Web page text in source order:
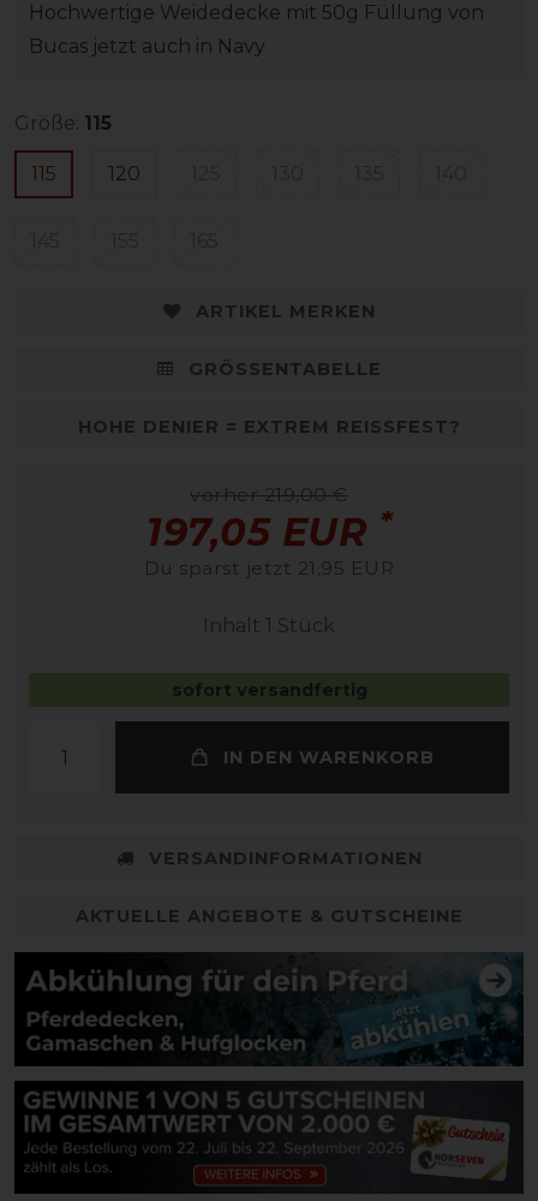
Hochwertige Weidedecke mit 50g Füllung von
Bucas jetzt auch in Navy
Größe: 115
115 120
ARTIKEL MERKEN
GRÖSSENTABELLE
HOHE DENIER = EXTREM REISSFEST?
vorher 219,00 €
197,05 EUR *
Du sparst jetzt 21,95 EUR
Inhalt 1 Stück
sofort versandfertig
IN DEN WARENKORB
VERSANDINFORMATIONEN
AKTUELLE ANGEBOTE & GUTSCHEINE